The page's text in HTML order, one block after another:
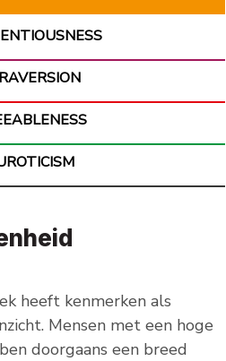
heeft kenmerken als
. Mensen met een hoge
doorgaans een breed